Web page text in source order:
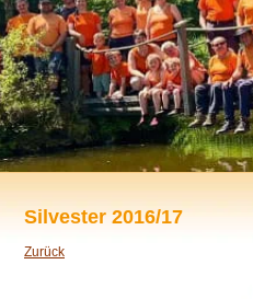
Silvester 2016/17
Zurück